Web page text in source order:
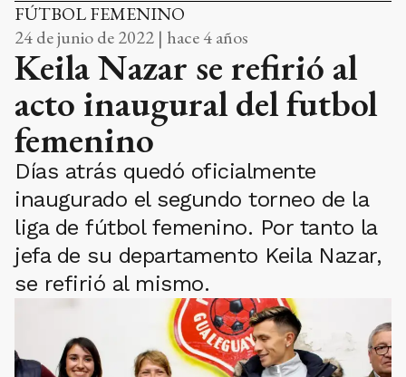
FÚTBOL FEMENINO
24 de junio de 2022 | hace 4 años
Keila Nazar se refirió al
acto inaugural del futbol
femenino
Días atrás quedó oficialmente
inaugurado el segundo torneo de la
liga de fútbol femenino. Por tanto la
jefa de su departamento Keila Nazar,
se refirió al mismo.